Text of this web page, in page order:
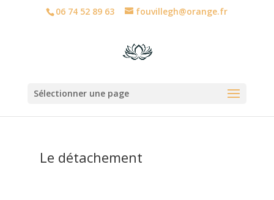
06 74 52 89 63 fouvillegh@orange.fr
Sélectionner une page
Le détachement